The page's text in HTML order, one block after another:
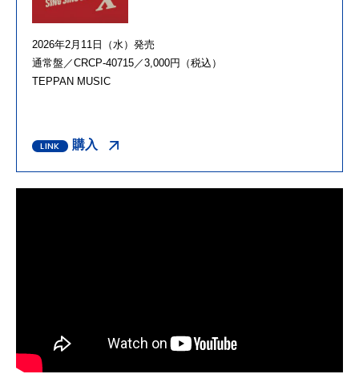
2026年2月11日（水）発売
通常盤／CRCP-40715／3,000円（税込）
TEPPAN MUSIC
購入